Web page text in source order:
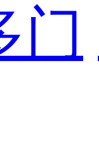
门